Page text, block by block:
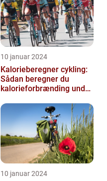
10 januar 2024
Kalorieberegner cykling:
Sådan beregner du
kalorieforbrænding under
10 januar 2024